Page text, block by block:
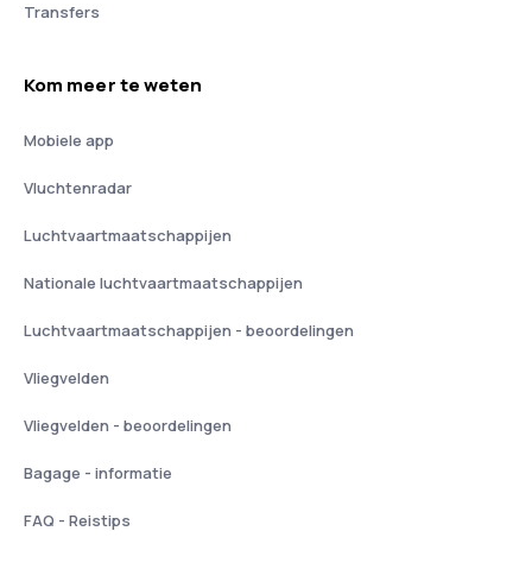
Transfers
Kom meer te weten
Mobiele app
Vluchtenradar
Luchtvaartmaatschappijen
Nationale luchtvaartmaatschappijen
Luchtvaartmaatschappijen - beoordelingen
Vliegvelden
Vliegvelden - beoordelingen
Bagage - informatie
FAQ - Reistips